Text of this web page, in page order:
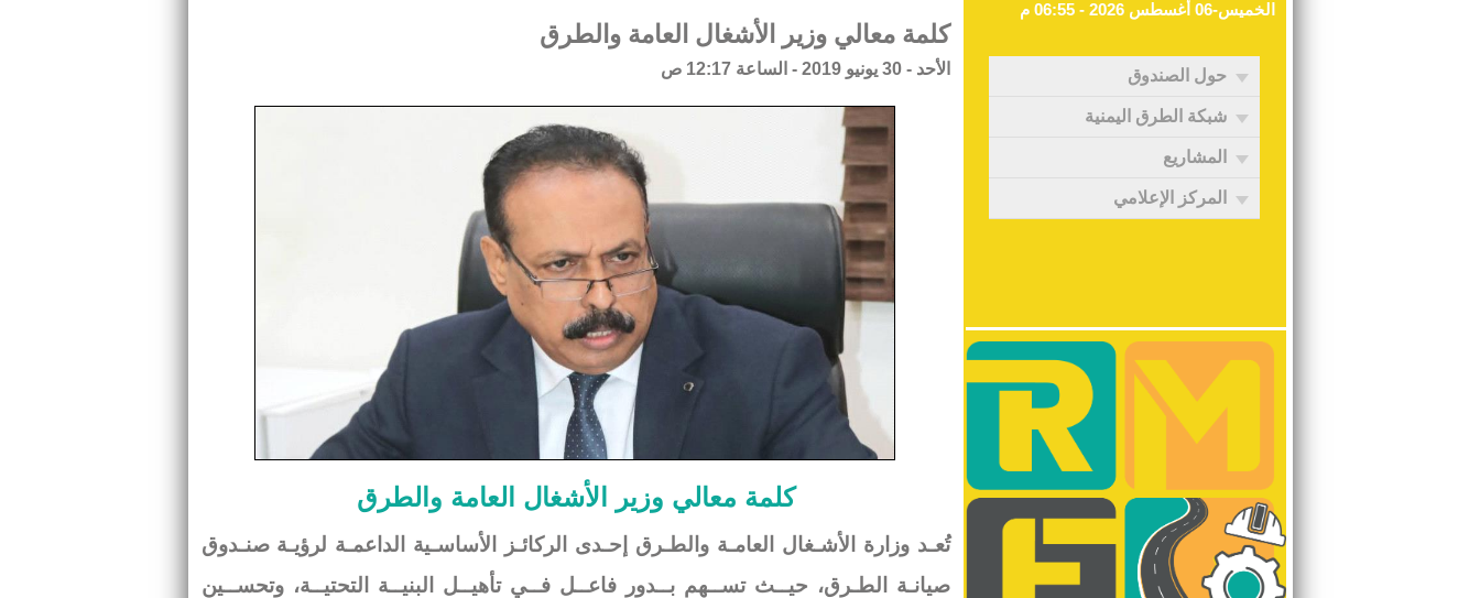
الخميس-06 أغسطس 2026 - 06:55 م
حول الصندوق
شبكة الطرق اليمنية
المشاريع
المركز الإعلامي
كلمة معالي وزير الأشغال العامة والطرق
الأحد - 30 يونيو 2019 - الساعة 12:17 ص
كلمة معالي وزير الأشغال العامة والطرق
تُعـد وزارة الأشـغال العامـة والطـرق إحـدى الركائـز الأساسـية الداعمـة لرؤيـة صنـدوق
صيانـة الطـرق، حيــث تســهم بــدور فاعــل فــي تأهيــل البنيــة التحتيــة، وتحســين